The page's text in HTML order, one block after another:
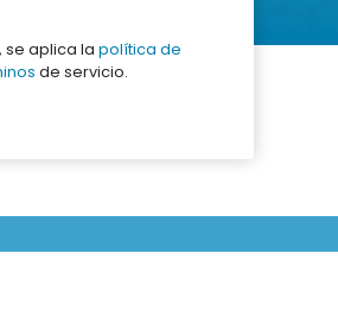
se aplica la política de
de servicio.